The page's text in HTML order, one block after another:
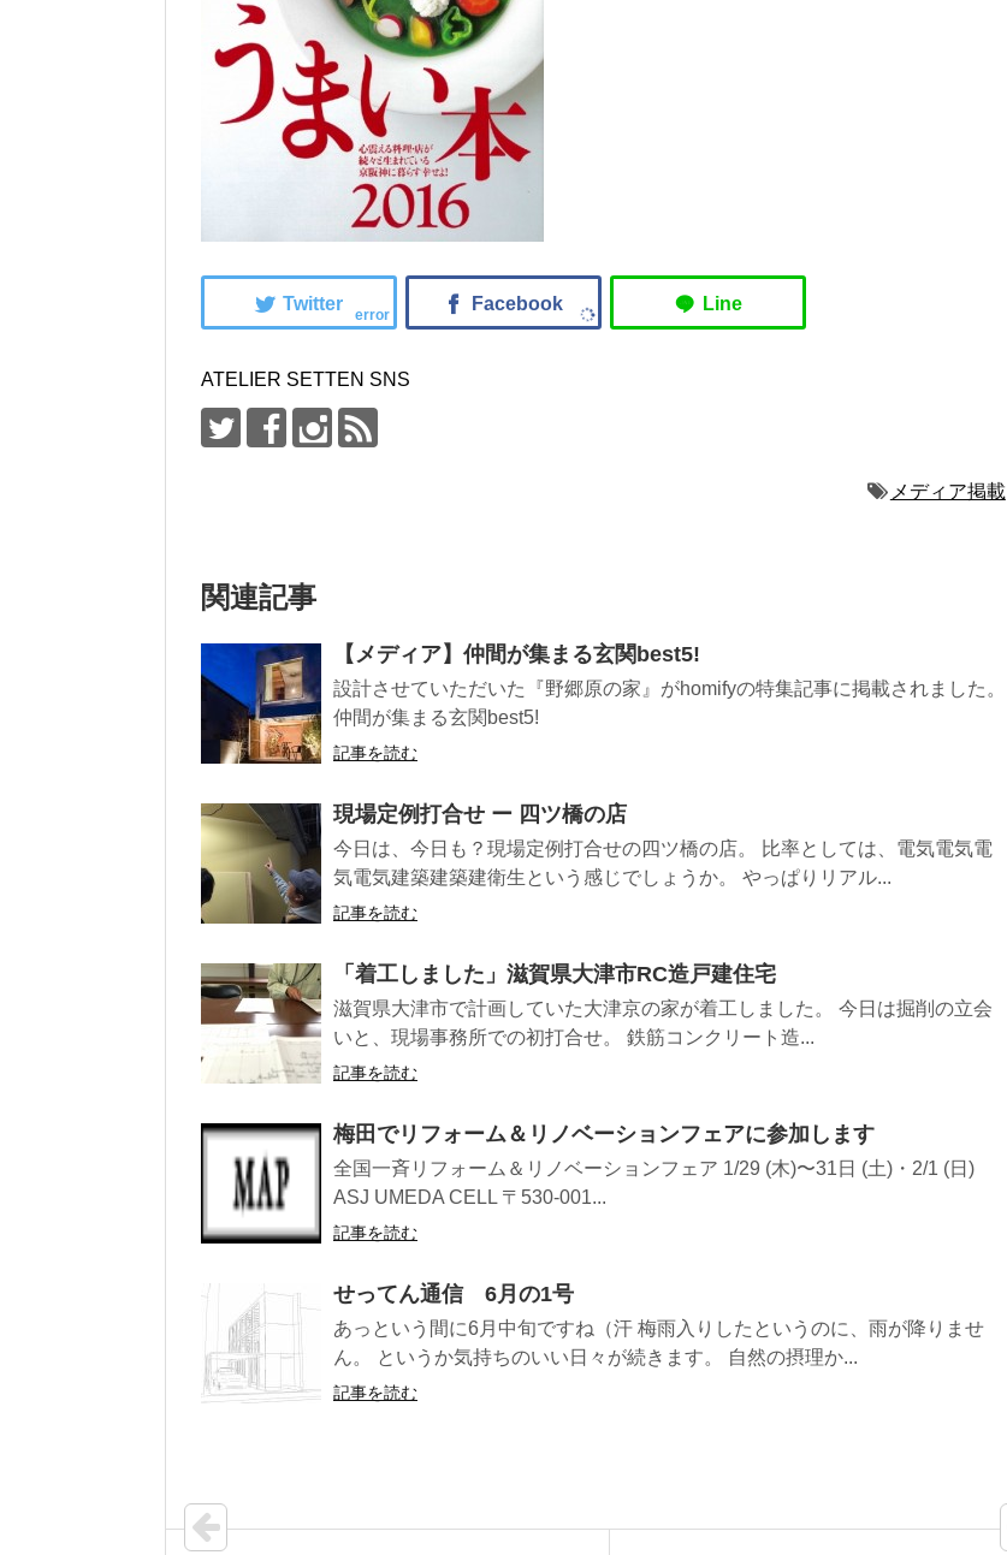
error
ATELIER SETTEN SNS
メディア掲載
関連記事
【メディア】仲間が集まる玄関best5!
設計させていただいた『野郷原の家』がhomifyの特集記事に掲載されました。
仲間が集まる玄関best5!
記事を読む
現場定例打合せ ー 四ツ橋の店
今日は、今日も？現場定例打合せの四ツ橋の店。 比率としては、電気電気電
気電気建築建築建衛生という感じでしょうか。 やっぱりリアル...
記事を読む
「着工しました」滋賀県大津市RC造戸建住宅
滋賀県大津市で計画していた大津京の家が着工しました。 今日は掘削の立会
いと、現場事務所での初打合せ。 鉄筋コンクリート造...
記事を読む
梅田でリフォーム＆リノベーションフェアに参加します
全国一斉リフォーム＆リノベーションフェア 1/29 (木)〜31日 (土)・2/1 (日)
ASJ UMEDA CELL 〒530-001...
記事を読む
せってん通信 6月の1号
あっという間に6月中旬ですね（汗 梅雨入りしたというのに、雨が降りませ
ん。 というか気持ちのいい日々が続きます。 自然の摂理か...
記事を読む